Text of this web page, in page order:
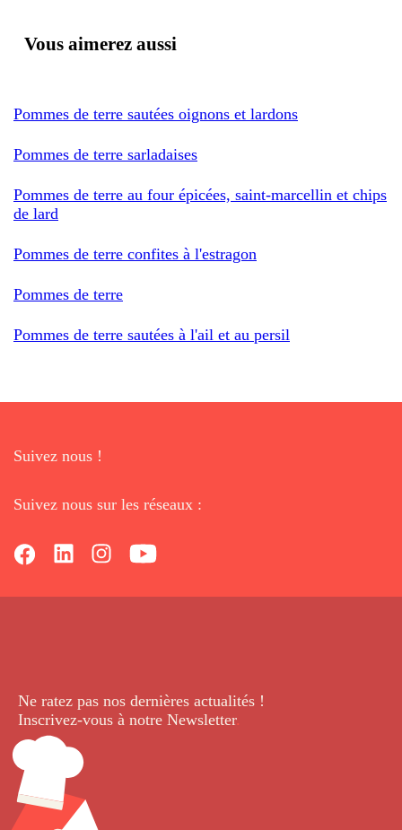
Vous aimerez aussi
Pommes de terre sautées oignons et lardons
Pommes de terre sarladaises
Pommes de terre au four épicées, saint-marcellin et chips
de lard
Pommes de terre confites à l'estragon
Pommes de terre
Pommes de terre sautées à l'ail et au persil
Suivez nous !
Suivez nous sur les réseaux :
Ne ratez pas nos dernières actualités !
Inscrivez-vous à notre Newsletter.